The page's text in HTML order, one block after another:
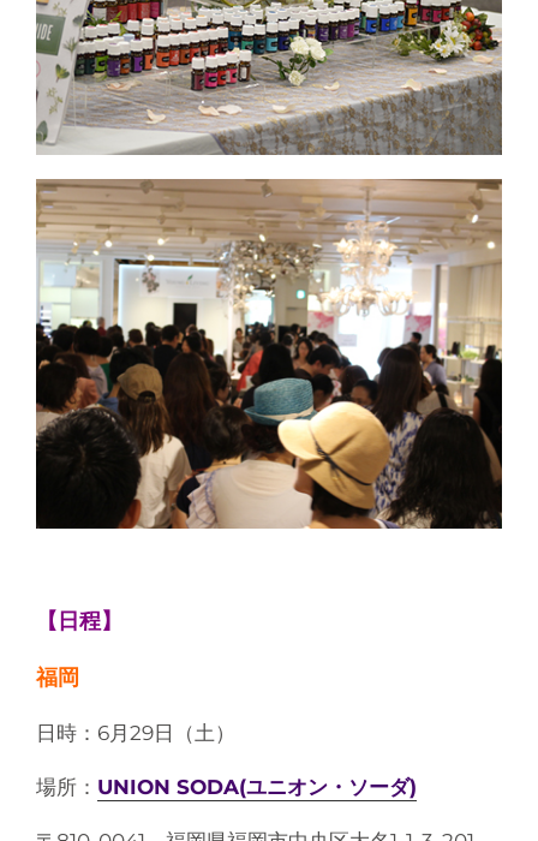
【日程】
福岡
日時：6月29日（土）
場所： UNION SODA(ユニオン・ソーダ)